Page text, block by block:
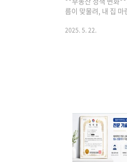
름이 맞물려, 내 집
관계를 맺을지 심도
가, 일시적 숨통인
2025. 5. 22.